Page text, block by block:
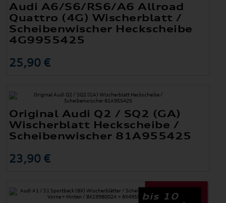
Audi A6/S6/RS6/A6 Allroad
Quattro (4G) Wischerblatt /
Scheibenwischer Heckscheibe
4G9955425
25,90 €
Original Audi Q2 / SQ2 (GA)
Wischerblatt Heckscheibe /
Scheibenwischer 81A955425
23,90 €
bis 10